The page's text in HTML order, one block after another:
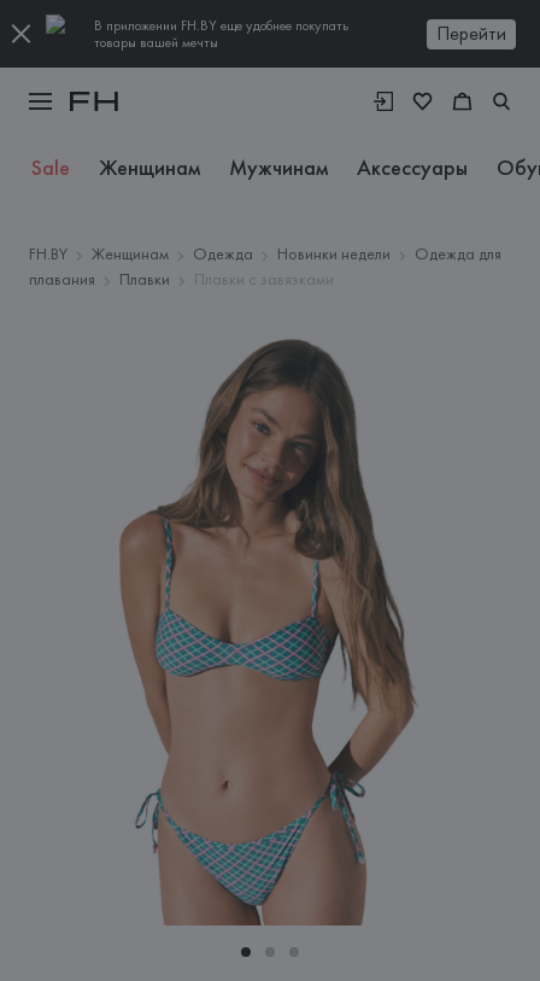
В приложении FH.BY еще удобнее покупать
товары вашей мечты
Перейти
Sale Женщинам Мужчинам Аксессуары
FH.BY Женщинам Одежда Новинки недели
Одежда для
плавания
Плавки Плавки с завязками